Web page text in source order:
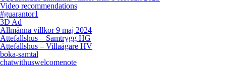
Video recommendations
#guarantor1
3D Ad
Allmänna villkor 9 maj 2024
Attefallshus – Samtrygg HG
Attefallshus – Villaägare HV
boka-samtal
chatwithuswelcomenote